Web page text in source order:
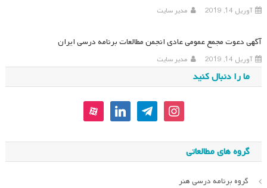
آوریل 14, 2019 مدیر سایت
آگهی دعوت مجمع عمومی عادی انجمن مطالعات برنامه درسی ایران
آوریل 14, 2019 مدیر سایت
ما را دنبال کنید
instagram
telegram
linkedin
aparat
گروه های مطالعاتی
گروه برنامه درسی هنر